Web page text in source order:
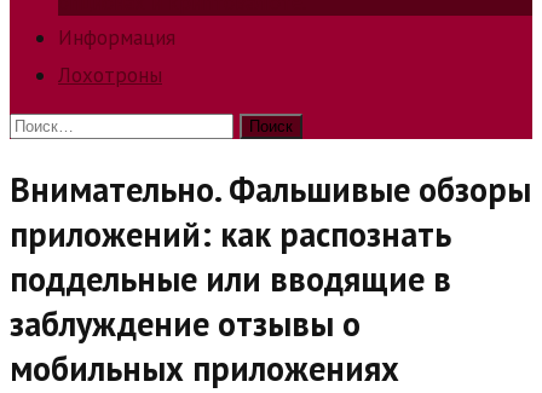
Информация
Лохотроны
Найти:
Внимательно. Фальшивые обзоры
приложений: как распознать
поддельные или вводящие в
заблуждение отзывы о
мобильных приложениях